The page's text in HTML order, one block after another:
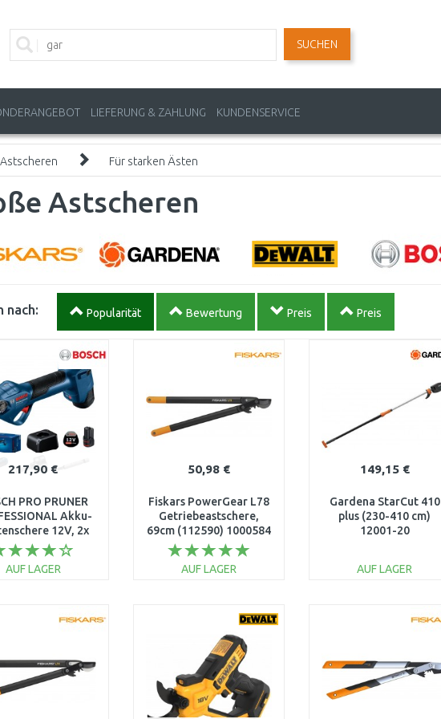
SUCHEN
LIEFERUNG & ZAHLUNG KUNDENSERVICE
Astscheren Für starken Ästen
Astscheren
nach: Popularität Bewertung Preis Preis
217,90 €
PRO PRUNER
Akku-
12V, 2x
06019K1021
AUF LAGER
50,98 €
Fiskars PowerGear L78
Getriebeastschere,
69cm (112590) 1000584
AUF LAGER
Vergleichen
149,15 €
Gardena StarCut 410
plus (230-410 cm)
12001-20
AUF LAGER